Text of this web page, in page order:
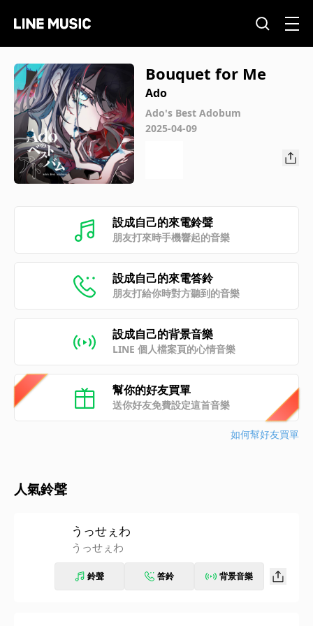
Bouquet for Me
Ado
Ado's Best Adobum
2025-04-09
設成自己的來電鈴聲
朋友打來時手機響起的音樂
設成自己的來電答鈴
朋友打給你時對方聽到的音樂
設成自己的背景音樂
LINE 個人檔案頁的心情音樂
幫你的好友買單
送你好友免費設定這首音樂
如何幫好友買單
人氣鈴聲
うっせぇわ
うっせぇわ
鈴聲 答鈴 背景音樂